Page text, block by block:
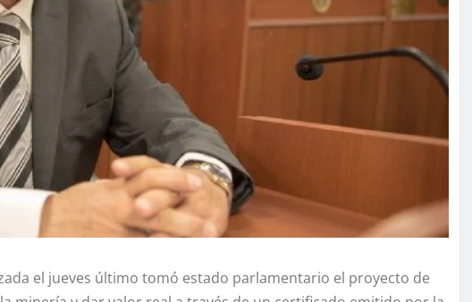
el jueves último tomó estado parlamentario el proyecto de